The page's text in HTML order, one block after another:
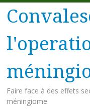
Faire face à des effets
méningiome